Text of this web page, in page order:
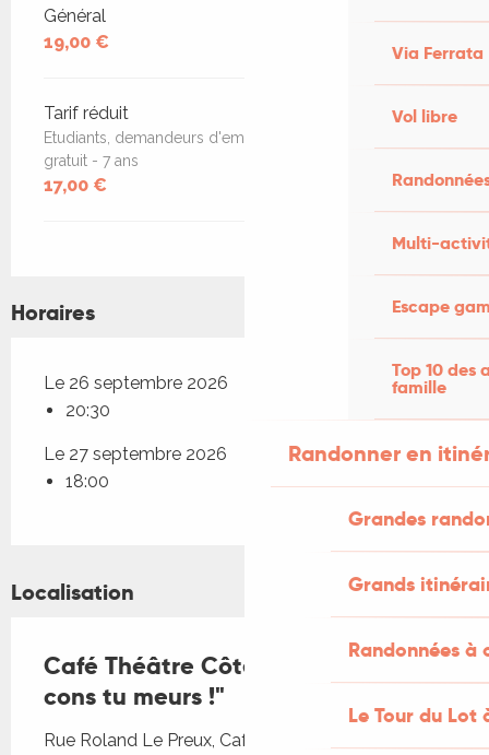
Via Ferrata
Vol libre
Multi-
Escape
Top 10 des
famille
Randonner en
Grandes
Grands
Randonnées
Le Tour du Lot
Tarifs 2026
Général
19,00 €
Tarif réduit
Etudiants, demandeurs d'emploi, enfants de 7 à 14 ans,
gratuit - 7 ans
17,00 €
Horaires
Le 26 septembre 2026
20:30
Le 27 septembre 2026
18:00
Localisation
Café Théâtre Côté Rocher "Plus
cons tu meurs !"
Rue Roland Le Preux, Café Théâtre Côté Rocher,